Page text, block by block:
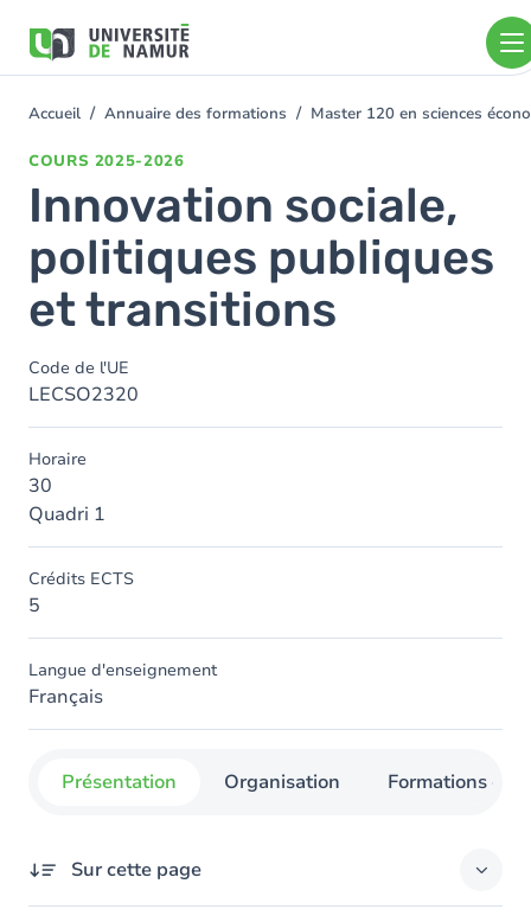
contenu
You
Accueil Annuaire des formations Master 120 en sciences
COURS 2025-2026
Innovation sociale,
politiques publiques
et transitions
Code de l'UE
LECSO2320
Horaire
30
Quadri 1
Crédits ECTS
5
Langue d'enseignement
Français
Présentation Organisation Formations
Sur cette page